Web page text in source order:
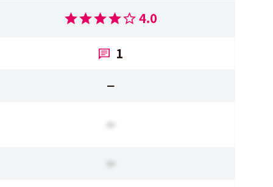
4.0
1
ー
ー
ー